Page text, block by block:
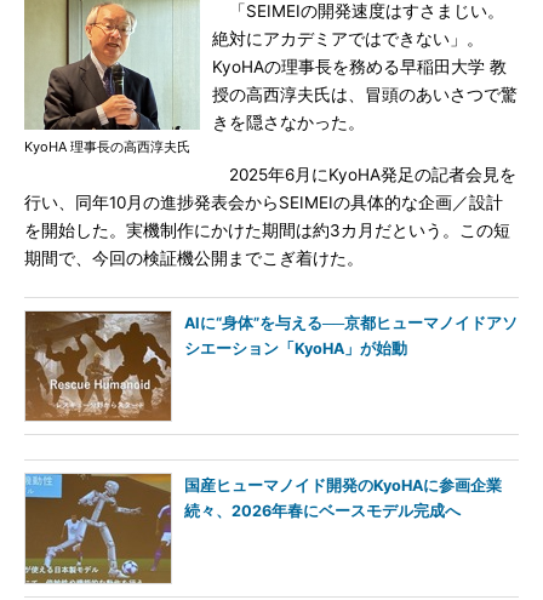
KyoHA 理事長の高西淳夫氏
「SEIMEIの開発速度はすさまじい。
絶対にアカデミアではできない」。
KyoHAの理事長を務める早稲田大学 教
授の高西淳夫氏は、冒頭のあいさつで驚
きを隠さなかった。
2025年6月にKyoHA発足の記者会見を
行い、同年10月の進捗発表会からSEIMEIの具体的な企画／設計
を開始した。実機制作にかけた期間は約3カ月だという。この短
期間で、今回の検証機公開までこぎ着けた。
AIに“身体”を与える──京都ヒューマノイドアソ
シエーション「KyoHA」が始動
国産ヒューマノイド開発のKyoHAに参画企業
続々、2026年春にベースモデル完成へ